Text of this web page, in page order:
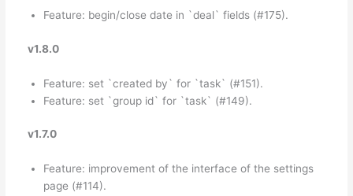
Feature: begin/close date in `deal` fields (#175).
v1.8.0
Feature: set `created by` for `task` (#151).
Feature: set `group id` for `task` (#149).
v1.7.0
Feature: improvement of the interface of the settings
page (#114).